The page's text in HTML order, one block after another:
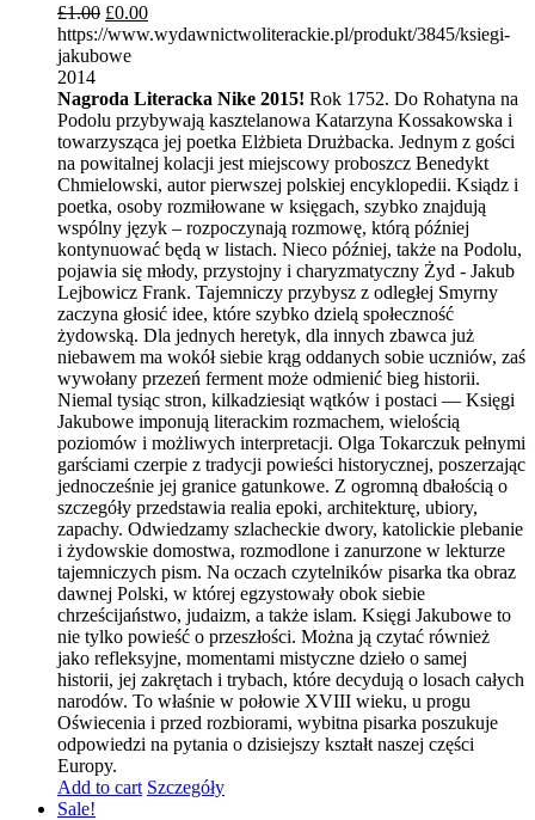
£1.00 £0.00
https://www.wydawnictwoliterackie.pl/produkt/3845/ksiegi-
jakubowe
2014
Nagroda Literacka Nike 2015! Rok 1752. Do Rohatyna na
Podolu przybywają kasztelanowa Katarzyna Kossakowska i
towarzysząca jej poetka Elżbieta Drużbacka. Jednym z gości
na powitalnej kolacji jest miejscowy proboszcz Benedykt
Chmielowski, autor pierwszej polskiej encyklopedii. Ksiądz i
poetka, osoby rozmiłowane w księgach, szybko znajdują
wspólny język – rozpoczynają rozmowę, którą później
kontynuować będą w listach. Nieco później, także na Podolu,
pojawia się młody, przystojny i charyzmatyczny Żyd - Jakub
Lejbowicz Frank. Tajemniczy przybysz z odległej Smyrny
zaczyna głosić idee, które szybko dzielą społeczność
żydowską. Dla jednych heretyk, dla innych zbawca już
niebawem ma wokół siebie krąg oddanych sobie uczniów, zaś
wywołany przezeń ferment może odmienić bieg historii.
Niemal tysiąc stron, kilkadziesiąt wątków i postaci — Księgi
Jakubowe imponują literackim rozmachem, wielością
poziomów i możliwych interpretacji. Olga Tokarczuk pełnymi
garściami czerpie z tradycji powieści historycznej, poszerzając
jednocześnie jej granice gatunkowe. Z ogromną dbałością o
szczegóły przedstawia realia epoki, architekturę, ubiory,
zapachy. Odwiedzamy szlacheckie dwory, katolickie plebanie
i żydowskie domostwa, rozmodlone i zanurzone w lekturze
tajemniczych pism. Na oczach czytelników pisarka tka obraz
dawnej Polski, w której egzystowały obok siebie
chrześcijaństwo, judaizm, a także islam. Księgi Jakubowe to
nie tylko powieść o przeszłości. Można ją czytać również
jako refleksyjne, momentami mistyczne dzieło o samej
historii, jej zakrętach i trybach, które decydują o losach całych
narodów. To właśnie w połowie XVIII wieku, u progu
Oświecenia i przed rozbiorami, wybitna pisarka poszukuje
odpowiedzi na pytania o dzisiejszy kształt naszej części
Europy.
Add to cart Szczegóły
Sale!